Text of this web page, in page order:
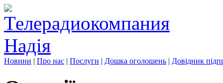
Новини | Про нас | Послуги | Дошка оголошень | Довідник